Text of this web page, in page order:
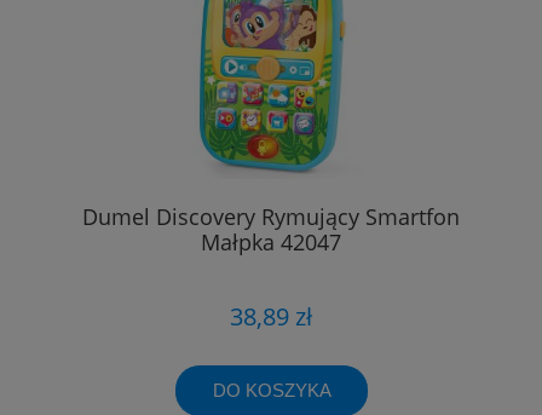
Dumel Discovery Rymujący Smartfon
Małpka 42047
38,89 zł
DO KOSZYKA